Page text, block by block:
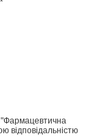
"Фармацевтична
відповідальністю